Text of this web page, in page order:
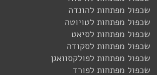
שכפול מפתחות להונדה
שכפול מפתחות לטויוטה
שכפול מפתחות לסיאט
שכפול מפתחות לסקודה
שכפול מפתחות לפולקסוואגן
שכפול מפתחות לפורד